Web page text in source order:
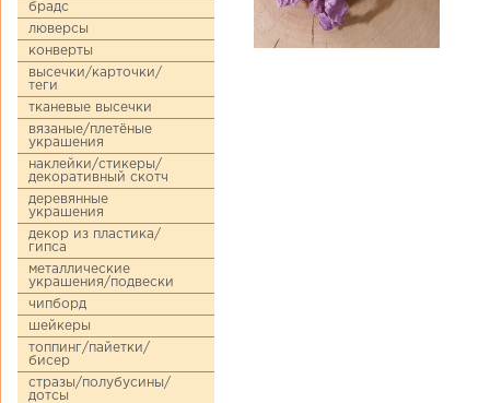
брадс
люверсы
конверты
высечки/карточки/
теги
тканевые высечки
вязаные/плетёные
украшения
наклейки/стикеры/
декоративный скотч
деревянные
украшения
декор из пластика/
гипса
металлические
украшения/подвески
чипборд
шейкеры
топпинг/пайетки/
бисер
стразы/полубусины/
дотсы